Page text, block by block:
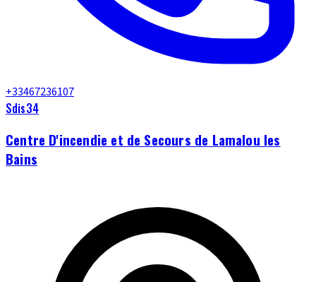
+33467236107
Sdis34
Centre D'incendie et de Secours de Lamalou les
Bains